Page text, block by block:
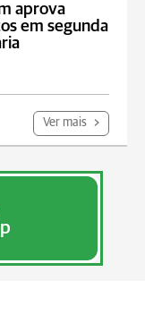
aprova
em segunda
Ver mais